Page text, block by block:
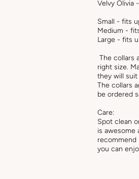
Velvy Olivia
Small - fits
Medium -
Large - fits
The collars
right size.
they will
The collars
be ordered
Care:
Spot clean
is awesome
recommend
you can